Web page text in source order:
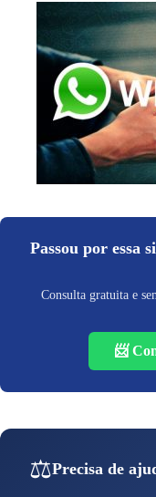
Passou por essa
Consulta gratuita e
📨
⚖️Precisa de